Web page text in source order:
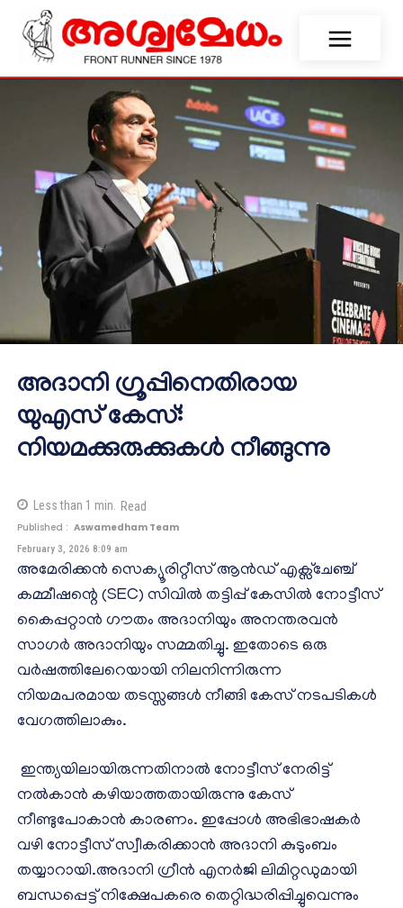
അദാനി ഗ്രൂപ്പിനെതിരായ
യുഎസ് കേസ്:
നിയമക്കുരുക്കുകൾ നീങ്ങുന്നു
Less than 1 min. Read
Published : Aswamedham Team
February 3, 2026 8:09 am
അമേരിക്കൻ സെക്യൂരിറ്റീസ് ആൻഡ് എക്സ്ചേഞ്ച്
കമ്മീഷന്റെ (SEC) സിവിൽ തട്ടിപ്പ് കേസിൽ നോട്ടീസ്
കൈപ്പറ്റാൻ ഗൗതം അദാനിയും അനന്തരവൻ
സാഗർ അദാനിയും സമ്മതിച്ചു. ഇതോടെ ഒരു
വർഷത്തിലേറെയായി നിലനിന്നിരുന്ന
നിയമപരമായ തടസ്സങ്ങൾ നീങ്ങി കേസ് നടപടികൾ
വേഗത്തിലാകും.
ഇന്ത്യയിലായിരുന്നതിനാൽ നോട്ടീസ് നേരിട്ട്
നൽകാൻ കഴിയാത്തതായിരുന്നു കേസ്
നീണ്ടുപോകാൻ കാരണം. ഇപ്പോൾ അഭിഭാഷകർ
വഴി നോട്ടീസ് സ്വീകരിക്കാൻ അദാനി കുടുംബം
തയ്യാറായി.അദാനി ഗ്രീൻ എനർജി ലിമിറ്റഡുമായി
ബന്ധപ്പെട്ട് നിക്ഷേപകരെ തെറ്റിദ്ധരിപ്പിച്ചുവെന്നും